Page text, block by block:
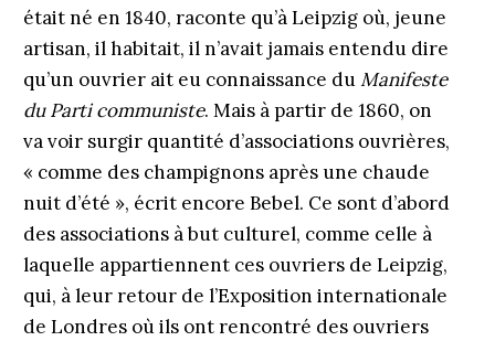
était né en 1840, raconte qu’à Leipzig où, jeune
artisan, il habitait, il n’avait jamais entendu dire
qu’un ouvrier ait eu connaissance duManifeste
du Parti communiste. Mais à partir de 1860, on
va voir surgir quantité d’associations ouvrières,
« comme des champignons après une chaude
nuit d’été », écrit encore Bebel. Ce sont d’abord
des associations à but culturel, comme celle à
laquelle appartiennent ces ouvriers de Leipzig,
qui, à leur retour de l’Exposition internationale
de Londres où ils ont rencontré des ouvriers